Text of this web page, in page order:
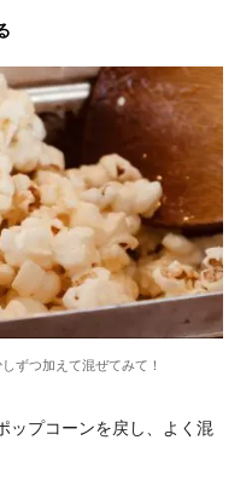
ずつ加えて混ぜてみて！
ップコーンを戻し、よく混